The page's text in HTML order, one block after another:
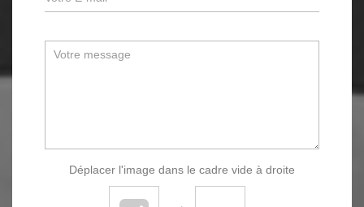
Déplacer l'image dans le cadre vide à droite